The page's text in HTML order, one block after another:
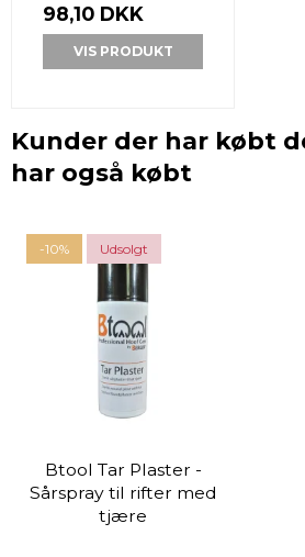
98,10 DKK
VIS PRODUKT
Kunder der har købt
har også købt
-10% Udsolgt
Btool Tar Plaster -
Sårspray til rifter med
tjære